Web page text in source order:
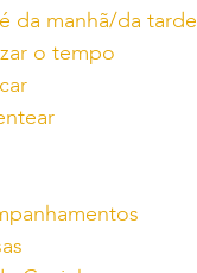
da manhã/da tarde
o tempo